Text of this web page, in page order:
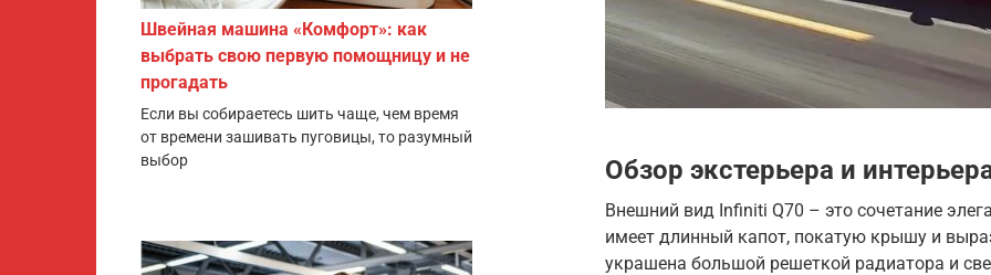
Обзор экстерьера и
Внешний вид Infiniti Q70 – это сочетание
имеет длинный капот, покатую крышу и
украшена большой решеткой радиатора и
Швейная машина «Комфорт»: как
выбрать свою первую помощницу и не
прогадать
Если вы собираетесь шить чаще, чем время
от времени зашивать пуговицы, то разумный
выбор